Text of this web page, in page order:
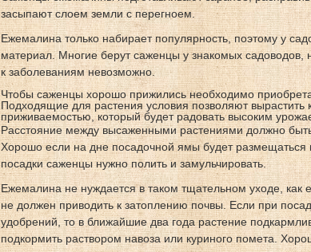
засыпают слоем земли с перегноем.
Ежемалина только набирает популярность, поэтому у
материал. Многие берут саженцы у знакомых садоводов,
к заболеваниям невозможно.
Чтобы саженцы хорошо прижились необходимо
Подходящие для растения условия позволяют вырастить
приживаемостью, который будет радовать высоким
Расстояние между высаженными растениями должно
Хорошо если на дне посадочной ямы будет размещаться
посадки саженцы нужно полить и замульчировать.
Ежемалина не нуждается в таком тщательном уходе,
не должен приводить к затоплению почвы. Если при
удобрений, то в ближайшие два года растение
подкормить раствором навоза или куриного помета.